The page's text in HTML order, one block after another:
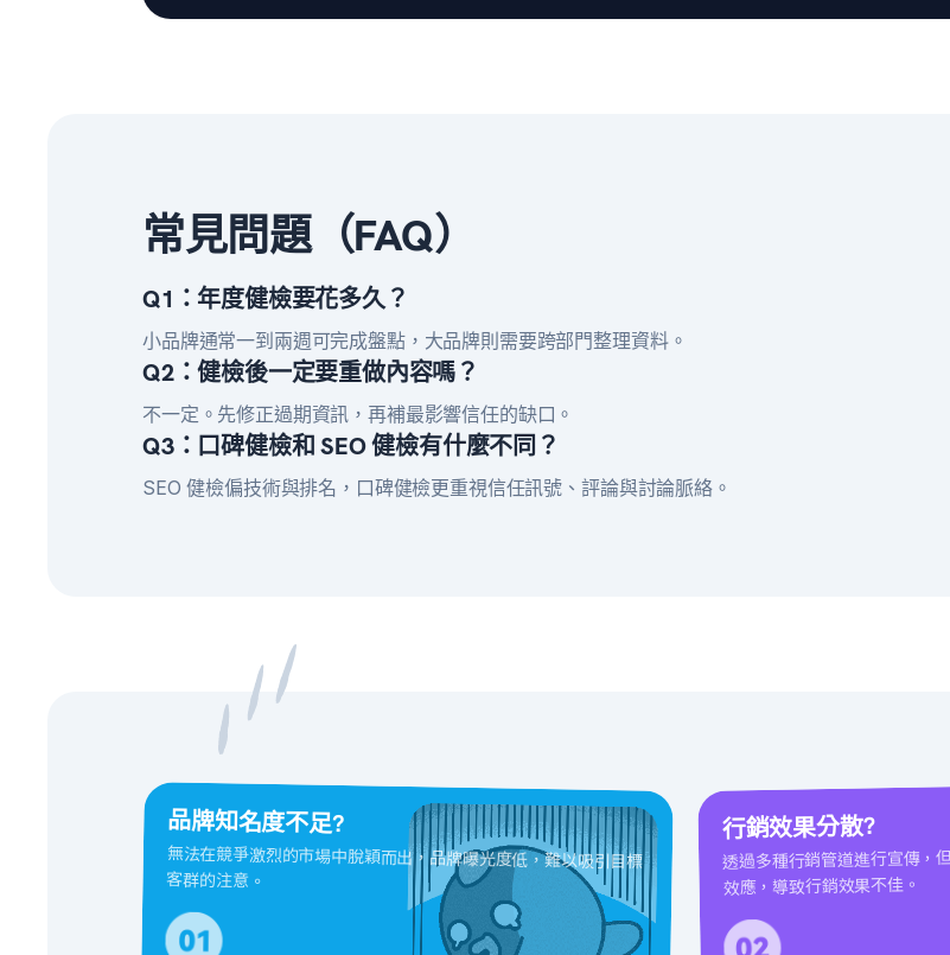
常見問題（FAQ）
Q1：年度健檢要花多久？
小品牌通常一到兩週可完成盤點，大品牌則需要跨部門整理資料。
Q2：健檢後一定要重做內容嗎？
不一定。先修正過期資訊，再補最影響信任的缺口。
Q3：口碑健檢和 SEO 健檢有什麼不同？
SEO 健檢偏技術與排名，口碑健檢更重視信任訊號、評論與討論脈絡。
品牌知名度不足?
無法在競爭激烈的市場中脫穎而出，品牌曝光度低，難以吸引目標
客群的注意。
行銷效果分散?
透過多種行銷管道進行宣傳，
效應，導致行銷效果不佳。